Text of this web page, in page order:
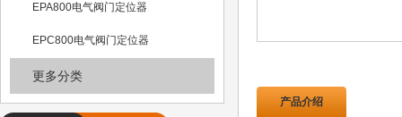
EPA800电气阀门定位器
EPC800电气阀门定位器
更多分类
产品介绍